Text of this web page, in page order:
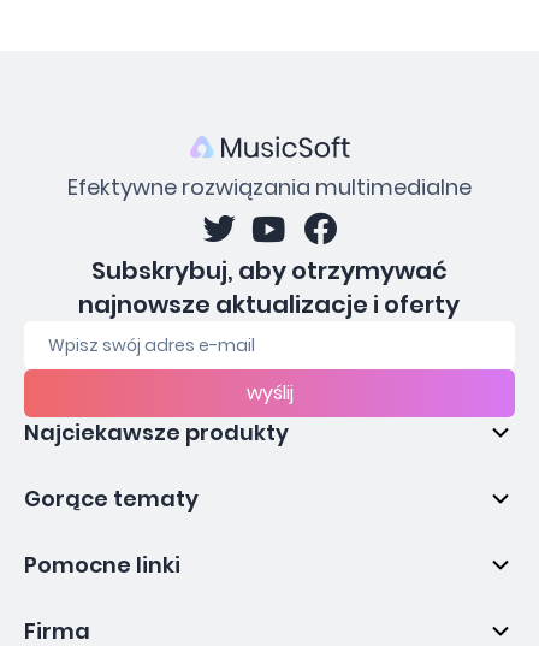
Efektywne rozwiązania multimedialne
Subskrybuj, aby otrzymywać
najnowsze aktualizacje i oferty
wyślij
Najciekawsze produkty
Gorące tematy
Pomocne linki
Firma